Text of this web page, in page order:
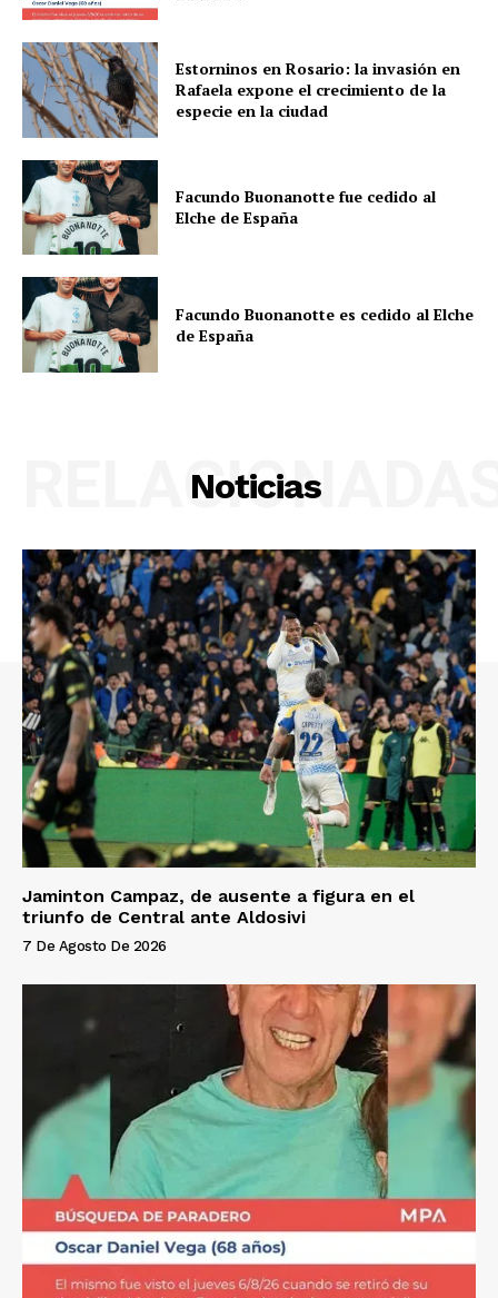
Estorninos en Rosario: la invasión en
Rafaela expone el crecimiento de la
especie en la ciudad
Facundo Buonanotte fue cedido al
Elche de España
Facundo Buonanotte es cedido al Elche
de España
Noticias
Jaminton Campaz, de ausente a figura en el
triunfo de Central ante Aldosivi
7 De Agosto De 2026